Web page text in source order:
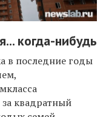
когда-нибудь
в последние годы
квадратный